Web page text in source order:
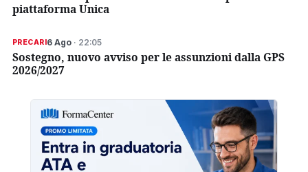
piattaforma Unica
PRECARI6 Ago· 22:05
Sostegno, nuovo avviso per le assunzioni dalla GPS
2026/2027